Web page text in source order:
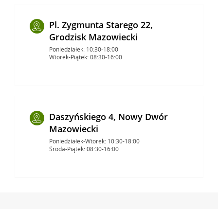
Pl. Zygmunta Starego 22,
Grodzisk Mazowiecki
Poniedziałek: 10:30-18:00
Wtorek-Piątek: 08:30-16:00
Daszyńskiego 4, Nowy Dwór
Mazowiecki
Poniedziałek-Wtorek: 10:30-18:00
Środa-Piątek: 08:30-16:00